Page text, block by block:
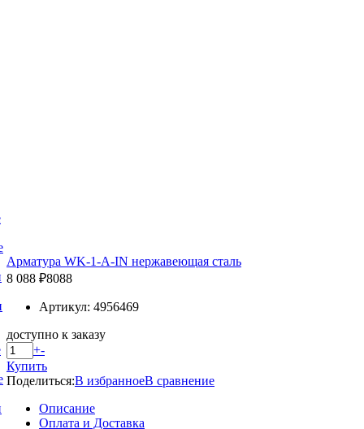
Арматура WK-1-A-IN нержавеющая сталь
8 088 ₽8088
Артикул: 4956469
доступно к заказу
+-
Купить
Поделиться:В избранноеВ сравнение
Описание
Оплата и Доставка